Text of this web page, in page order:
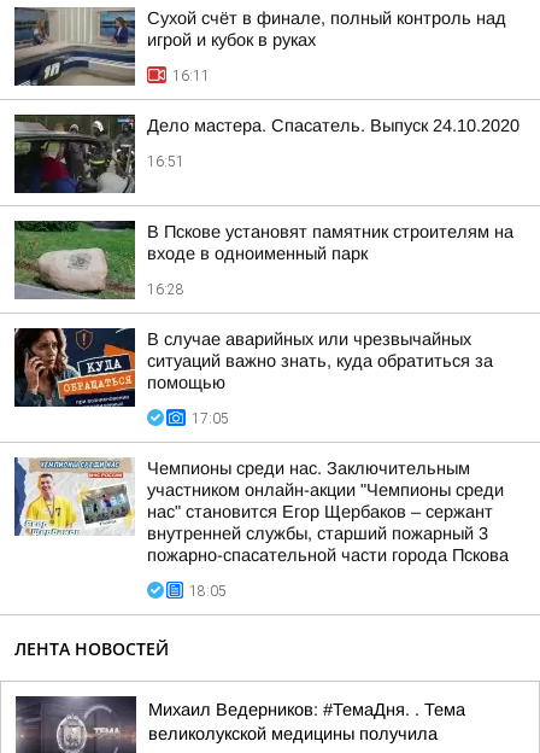
Сухой счёт в финале, полный контроль над
игрой и кубок в руках
16:11
Дело мастера. Спасатель. Выпуск 24.10.2020
16:51
В Пскове установят памятник строителям на
входе в одноименный парк
16:28
В случае аварийных или чрезвычайных
ситуаций важно знать, куда обратиться за
помощью
17:05
Чемпионы среди нас. Заключительным
участником онлайн-акции "Чемпионы среди
нас" становится Егор Щербаков – сержант
внутренней службы, старший пожарный 3
пожарно-спасательной части города Пскова
18:05
ЛЕНТА НОВОСТЕЙ
Михаил Ведерников: #ТемаДня. . Тема
великолукской медицины получила